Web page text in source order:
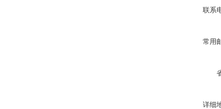
联系
常用
详细